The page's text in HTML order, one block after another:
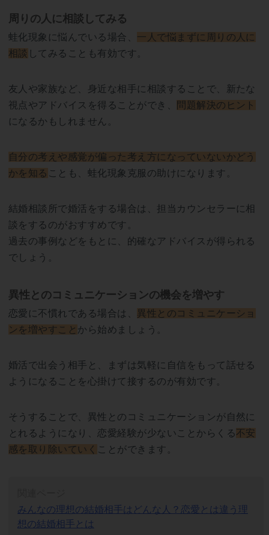
周りの人に相談してみる
蛙化現象に悩んでいる場合、 一人で悩まずに周りの人に
相談 してみることも有効です。
友人や家族など、身近な相手に相談することで、新たな
視点やアドバイスを得ることができ、
問題解決のヒント
になるかもしれません。
自分の考えや感覚が偏った考え方になっていないかどう
かを知る ことも、蛙化現象克服の助けになります。
結婚相談所で婚活をする場合は、担当カウンセラーに相
談をするのがおすすめです。
過去の事例などをもとに、的確なアドバイスが得られる
でしょう。
異性とのコミュニケーションの機会を増やす
恋愛に不慣れである場合は、
異性とのコミュニケーショ
ンを増やすこと から始めましょう。
婚活で出会う相手と、まずは気軽に自信をもって話せる
ようになることを心掛けて接するのが有効です。
そうすることで、異性とのコミュニケーションが自然に
とれるようになり、恋愛経験が少ないことからくる不安
感を取り除いていく ことができます。
みんなの理想の結婚相手はどんな人？恋愛とは違う理
想の結婚相手とは